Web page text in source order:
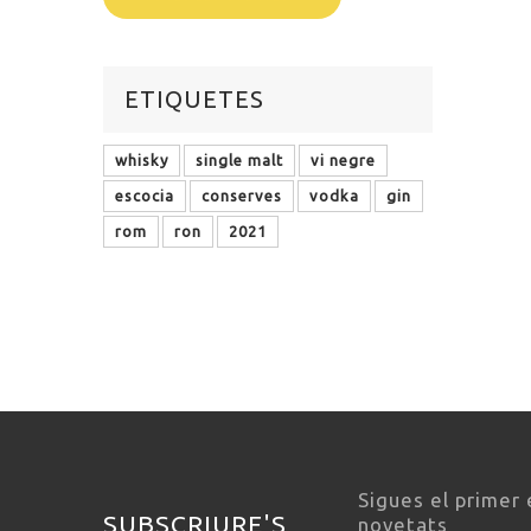
ETIQUETES
whisky single malt vi negre
escocia conserves vodka gin
rom ron 2021
SUBSCRIURE'S
Sigues el
novetats